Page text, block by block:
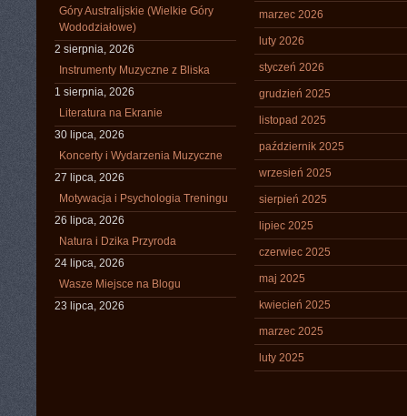
Góry Australijskie (Wielkie Góry
Wododziałowe)
2 sierpnia, 2026
Instrumenty Muzyczne z Bliska
1 sierpnia, 2026
Literatura na Ekranie
30 lipca, 2026
Koncerty i Wydarzenia Muzyczne
27 lipca, 2026
Motywacja i Psychologia Treningu
26 lipca, 2026
Natura i Dzika Przyroda
24 lipca, 2026
Wasze Miejsce na Blogu
23 lipca, 2026
marzec 2026
luty 2026
styczeń 2026
grudzień 2025
listopad 2025
październik 2025
wrzesień 2025
sierpień 2025
lipiec 2025
czerwiec 2025
maj 2025
kwiecień 2025
marzec 2025
luty 2025